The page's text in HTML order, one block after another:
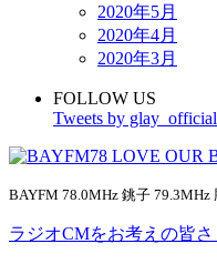
2020年5月
2020年4月
2020年3月
FOLLOW US
Tweets by glay_official
BAYFM 78.0MHz 銚子 79.3MHz
ラジオCMをお考えの皆